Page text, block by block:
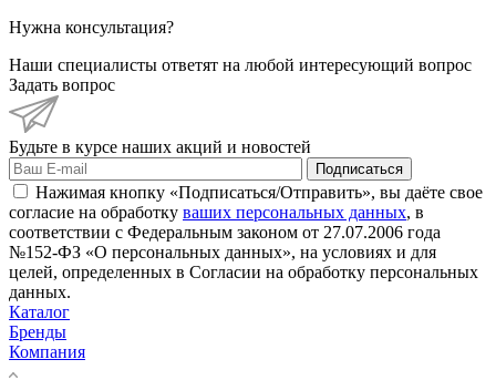
Нужна консультация?
Наши специалисты ответят на любой интересующий вопрос
Задать вопрос
Будьте в курсе наших акций и новостей
Подписаться
Нажимая кнопку «Подписаться/Отправить», вы даёте свое
согласие на обработку ваших персональных данных, в
соответствии с Федеральным законом от 27.07.2006 года
№152-ФЗ «О персональных данных», на условиях и для
целей, определенных в Согласии на обработку персональных
данных.
Каталог
Бренды
Компания